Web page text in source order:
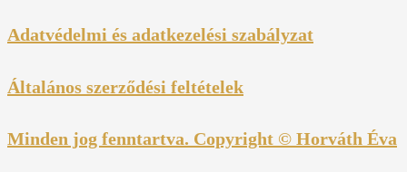
Adatvédelmi és adatkezelési szabályzat
Általános szerződési feltételek
Minden jog fenntartva. Copyright © Horváth Éva